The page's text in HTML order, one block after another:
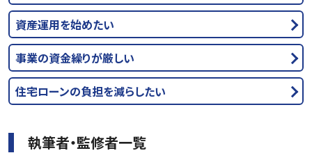
資産運用を始めたい
事業の資金繰りが厳しい
住宅ローンの負担を減らしたい
執筆者・監修者一覧